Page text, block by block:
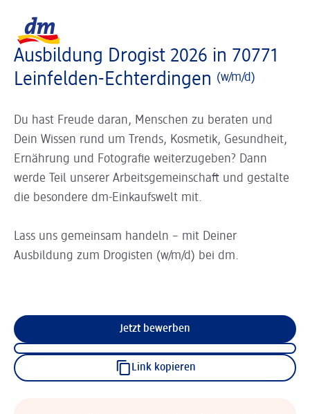
Ausbildung Drogist 2026 in 70771
Leinfelden-Echterdingen (w/m/d)
Du hast Freude daran, Menschen zu beraten und
Dein Wissen rund um Trends, Kosmetik, Gesundheit,
Ernährung und Fotografie weiterzugeben? Dann
werde Teil unserer Arbeitsgemeinschaft und gestalte
die besondere dm-Einkaufswelt mit.
Lass uns gemeinsam handeln – mit Deiner
Ausbildung zum Drogisten (w/m/d) bei dm.
Jetzt bewerben
Link kopieren